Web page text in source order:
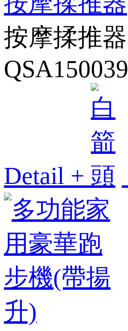
按摩揉推器
QSA150039
Detail +